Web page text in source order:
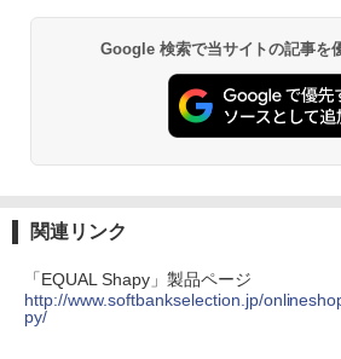
Google 検索で当サイトの記事を
関連リンク
「EQUAL Shapy」製品ページ
http://www.softbankselection.jp/
py/